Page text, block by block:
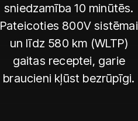
sniedzamība 10 minūtēs.
Pateicoties 800V sistēmai
un līdz 580 km (WLTP)
gaitas receptei, garie
braucieni kļūst bezrūpīgi.